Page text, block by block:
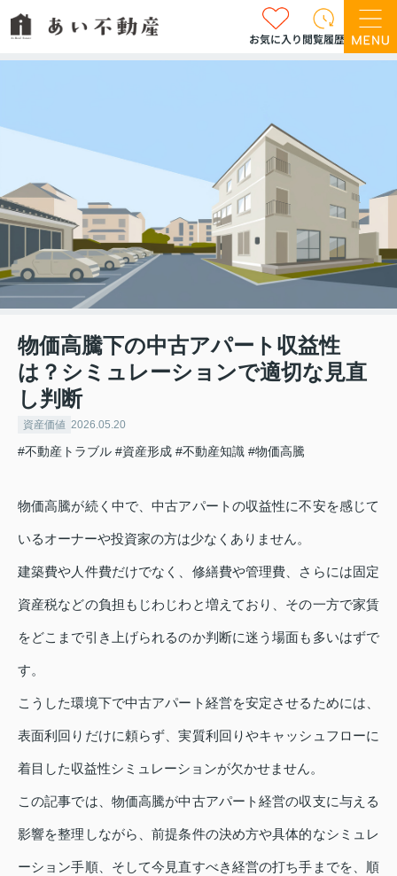
お気に入り閲覧履歴
物価高騰下の中古アパート収益性
は？シミュレーションで適切な見直
し判断
資産価値 2026.05.20
#不動産トラブル #資産形成 #不動産知識 #物価高騰
物価高騰が続く中で、中古アパートの収益性に不安を感じて
いるオーナーや投資家の方は少なくありません。
建築費や人件費だけでなく、修繕費や管理費、さらには固定
資産税などの負担もじわじわと増えており、その一方で家賃
をどこまで引き上げられるのか判断に迷う場面も多いはずで
す。
こうした環境下で中古アパート経営を安定させるためには、
表面利回りだけに頼らず、実質利回りやキャッシュフローに
着目した収益性シミュレーションが欠かせません。
この記事では、物価高騰が中古アパート経営の収支に与える
影響を整理しながら、前提条件の決め方や具体的なシミュレ
ーション手順、そして今見直すべき経営の打ち手までを、順